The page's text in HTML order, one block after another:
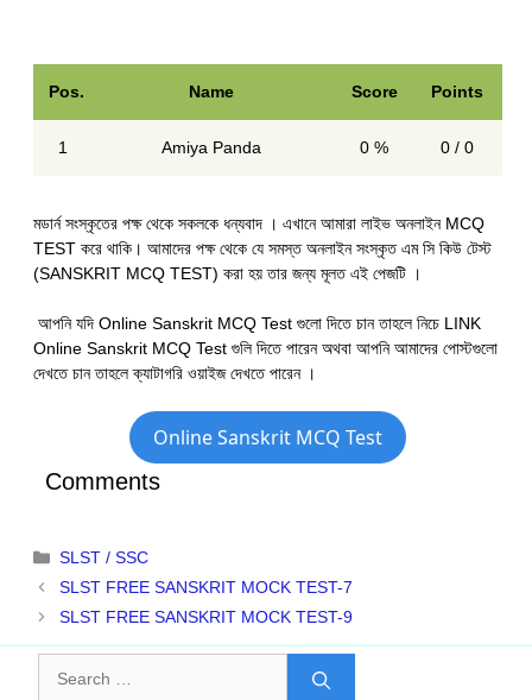
Pos. Name Score Points
1 Amiya Panda 0 % 0 / 0
মডার্ন সংস্কৃতের পক্ষ থেকে সকলকে ধন্যবাদ । এখানে আমারা লাইভ অনলাইন MCQ
TEST করে থাকি। আমাদের পক্ষ থেকে যে সমস্ত অনলাইন সংস্কৃত এম সি কিউ টেস্ট
(SANSKRIT MCQ TEST) করা হয় তার জন্য মূলত এই পেজটি ।
আপনি যদি Online Sanskrit MCQ Test গুলো দিতে চান তাহলে নিচে LINK
Online Sanskrit MCQ Test গুলি দিতে পারেন অথবা আপনি আমাদের পোস্টগুলো
দেখতে চান তাহলে ক্যাটাগরি ওয়াইজ দেখতে পারেন ।
Online Sanskrit MCQ Test
Comments
Categories
SLST / SSC
SLST FREE SANSKRIT MOCK TEST-7
SLST FREE SANSKRIT MOCK TEST-9
for: